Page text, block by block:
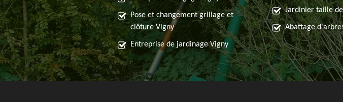
Pose et changement grillage et
clôture Vigny
Entreprise de jardinage Vigny
Jardinier taille
Abattage